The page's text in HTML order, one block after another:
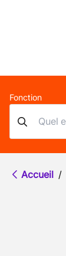
Fonction
Accueil /